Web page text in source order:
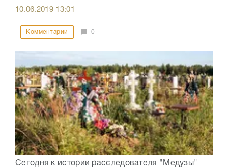
10.06.2019 13:01
Комментарии 0
Сегодня к истории расследователя "Медузы"